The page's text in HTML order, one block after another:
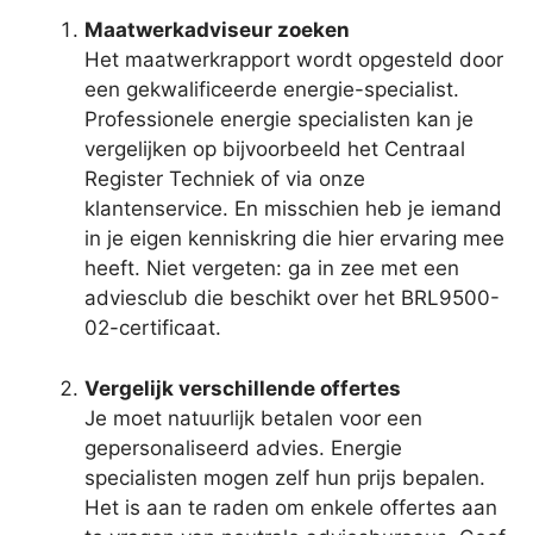
Maatwerkadviseur zoeken
Het maatwerkrapport wordt opgesteld door
een gekwalificeerde energie-specialist.
Professionele energie specialisten kan je
vergelijken op bijvoorbeeld het Centraal
Register Techniek of via onze
klantenservice. En misschien heb je iemand
in je eigen kenniskring die hier ervaring mee
heeft. Niet vergeten: ga in zee met een
adviesclub die beschikt over het BRL9500-
02-certificaat.
Vergelijk verschillende offertes
Je moet natuurlijk betalen voor een
gepersonaliseerd advies. Energie
specialisten mogen zelf hun prijs bepalen.
Het is aan te raden om enkele offertes aan